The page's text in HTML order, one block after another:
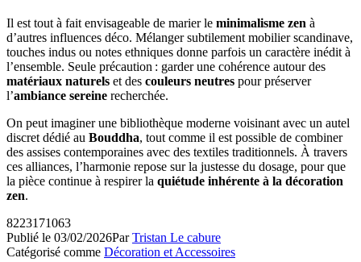
Il est tout à fait envisageable de marier le minimalisme zen à
d’autres influences déco. Mélanger subtilement mobilier scandinave,
touches indus ou notes ethniques donne parfois un caractère inédit à
l’ensemble. Seule précaution : garder une cohérence autour des
matériaux naturels et des couleurs neutres pour préserver
l’ambiance sereine recherchée.
On peut imaginer une bibliothèque moderne voisinant avec un autel
discret dédié au Bouddha, tout comme il est possible de combiner
des assises contemporaines avec des textiles traditionnels. À travers
ces alliances, l’harmonie repose sur la justesse du dosage, pour que
la pièce continue à respirer la quiétude inhérente à la décoration
zen.
8223171063
Publié le 03/02/2026ParTristan Le cabure
Catégorisé comme Décoration et Accessoires